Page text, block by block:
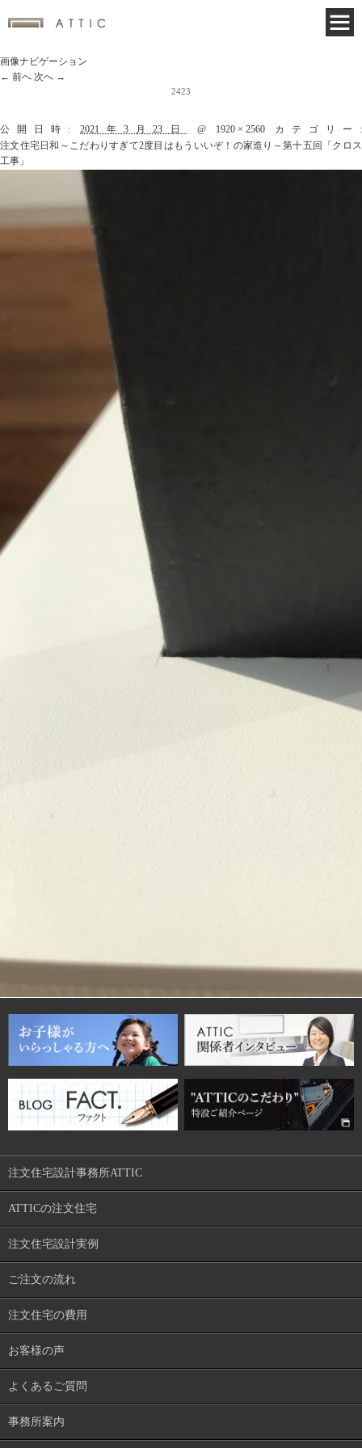
画像ナビゲーション
← 前へ 次へ →
2423
公開日時: 2021年3月23日 @ 1920 × 2560カテゴリー:
注文住宅日和～こだわりすぎて2度目はもういいぞ！の家造り～第十五回「クロス
工事」
注文住宅設計事務所ATTIC
ATTICの注文住宅
注文住宅設計実例
ご注文の流れ
注文住宅の費用
お客様の声
よくあるご質問
事務所案内